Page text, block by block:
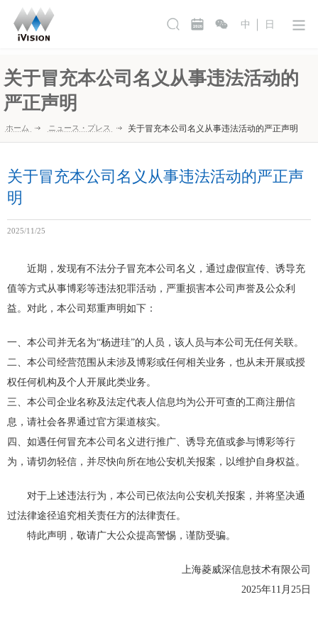
中 日
关于冒充本公司名义从事违法活动的
严正声明
ホーム ニュース・プレス 关于冒充本公司名义从事违法活动的严正声明
关于冒充本公司名义从事违法活动的严正声
明
2025/11/25
近期，发现有不法分子冒充本公司名义，通过虚假宣传、诱导充
值等方式从事博彩等违法犯罪活动，严重损害本公司声誉及公众利
益。对此，本公司郑重声明如下：
一、本公司并无名为“杨进珪”的人员，该人员与本公司无任何关联。
二、本公司经营范围从未涉及博彩或任何相关业务，也从未开展或授
权任何机构及个人开展此类业务。
三、本公司企业名称及法定代表人信息均为公开可查的工商注册信
息，请社会各界通过官方渠道核实。
四、如遇任何冒充本公司名义进行推广、诱导充值或参与博彩等行
为，请切勿轻信，并尽快向所在地公安机关报案，以维护自身权益。
对于上述违法行为，本公司已依法向公安机关报案，并将坚决通
过法律途径追究相关责任方的法律责任。
特此声明，敬请广大公众提高警惕，谨防受骗。
上海菱威深信息技术有限公司
2025年11月25日